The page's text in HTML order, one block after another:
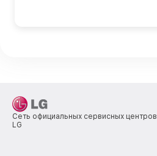
Сеть официальных сервисных центров
LG